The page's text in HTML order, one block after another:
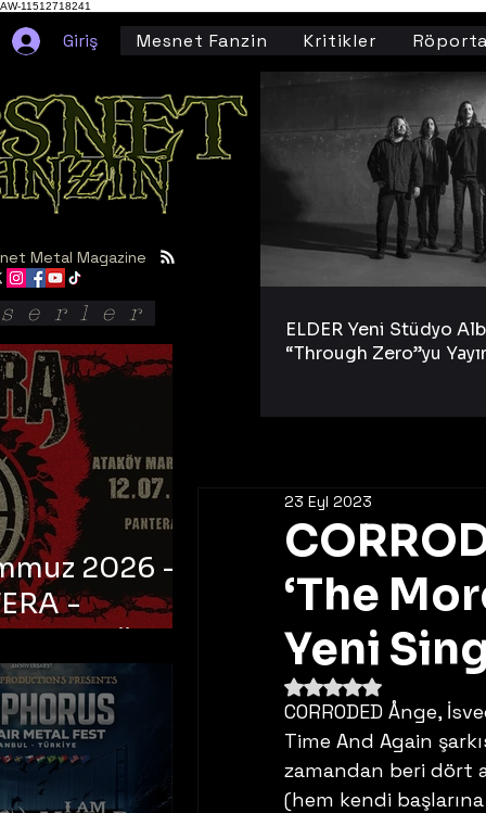
AW-11512718241
Giriş Mesnet Fanzin Kritikler
‘The
Yeni
23 Eyl 2023
5 üzerinden NaN yıldız
CORRODED Ånge,
Time And Again
zamandan beri dört
(hem kendi
Metal Magazine
ELDER Yeni Stüdyo
“Through Zero”yu
2026 -
-
Ataköy
Arena